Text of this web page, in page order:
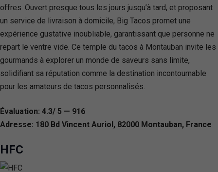
offres. Ouvert presque tous les jours jusqu’à tard, et proposant
un service de livraison à domicile, Big Tacos promet une
expérience gustative inoubliable, garantissant que personne ne
repart le ventre vide. Ce temple du tacos à Montauban invite les
gourmands à explorer un monde de saveurs sans limite,
solidifiant sa réputation comme la destination incontournable
pour les amateurs de tacos personnalisés.
Évaluation: 4.3/ 5 — 916
Adresse: 180 Bd Vincent Auriol, 82000 Montauban, France
HFC